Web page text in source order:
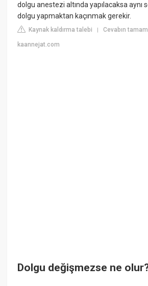
dolgu anestezi altında yapılacaksa aynı
dolgu yapmaktan kaçınmak gerekir.
Kaynak kaldırma talebi |Cevabın
kaannejat.com
Dolgu değişmezse ne